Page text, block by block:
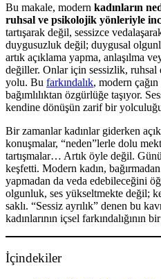
Bu makale, modern kadınların
ruhsal ve psikolojik yönleriyle
tartışarak değil, sessizce
duygusuzluk değil; duygusal
artık açıklama yapma, anlaşılma
değiller. Onlar için sessizlik, ruhsal
yolu. Bu farkındalık, modern çağın
bağımlılıktan özgürlüğe taşıyor.
kendine dönüşün zarif bir
Bir zamanlar kadınlar giderken
konuşmalar, “neden”lerle dolu
tartışmalar… Artık öyle değil.
keşfetti. Modern kadın,
yapmadan da veda edebileceğini
olgunluk, ses yükseltmekte değil;
saklı. “Sessiz ayrılık” denen bu
kadınlarının içsel farkındalığının
İçindekiler